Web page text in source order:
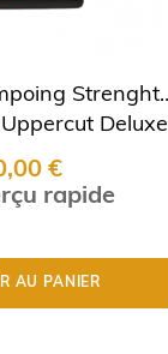
Strenght
Deluxe
€
rapide
AU PANIER